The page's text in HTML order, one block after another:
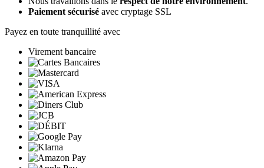
Paiement sécurisé avec cryptage SSL
Payez en toute tranquillité avec
Virement bancaire